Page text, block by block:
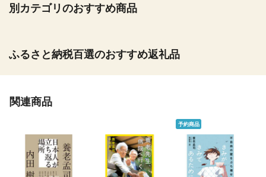
別カテゴリのおすすめ商品
ふるさと納税百選のおすすめ返礼品
関連商品
予約商品